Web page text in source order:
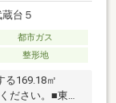
台５
都市ガス
整形地
る169.18㎡
ださい。■東急